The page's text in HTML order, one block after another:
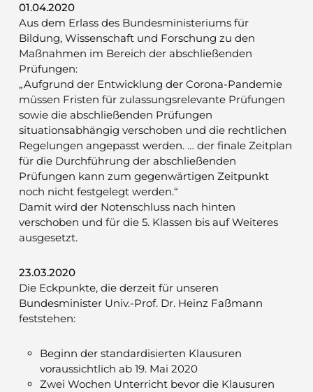
01.04.2020
Aus dem Erlass des Bundesministeriums für
Bildung, Wissenschaft und Forschung zu den
Maßnahmen im Bereich der abschließenden
Prüfungen:
„Aufgrund der Entwicklung der Corona-Pandemie
müssen Fristen für zulassungsrelevante Prüfungen
sowie die abschließenden Prüfungen
situationsabhängig verschoben und die rechtlichen
Regelungen angepasst werden. … der finale Zeitplan
für die Durchführung der abschließenden
Prüfungen kann zum gegenwärtigen Zeitpunkt
noch nicht festgelegt werden.“
Damit wird der Notenschluss nach hinten
verschoben und für die 5. Klassen bis auf Weiteres
ausgesetzt.
23.03.2020
Die Eckpunkte, die derzeit für unseren
Bundesminister Univ.-Prof. Dr. Heinz Faßmann
feststehen:
Beginn der standardisierten Klausuren
voraussichtlich ab 19. Mai 2020
Zwei Wochen Unterricht bevor die Klausuren